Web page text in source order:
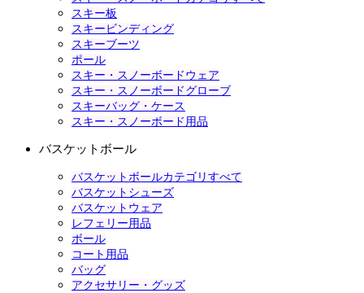
スキー板
スキービンディング
スキーブーツ
ポール
スキー・スノーボードウェア
スキー・スノーボードグローブ
スキーバッグ・ケース
スキー・スノーボード用品
バスケットボール
バスケットボールカテゴリすべて
バスケットシューズ
バスケットウェア
レフェリー用品
ボール
コート用品
バッグ
アクセサリー・グッズ